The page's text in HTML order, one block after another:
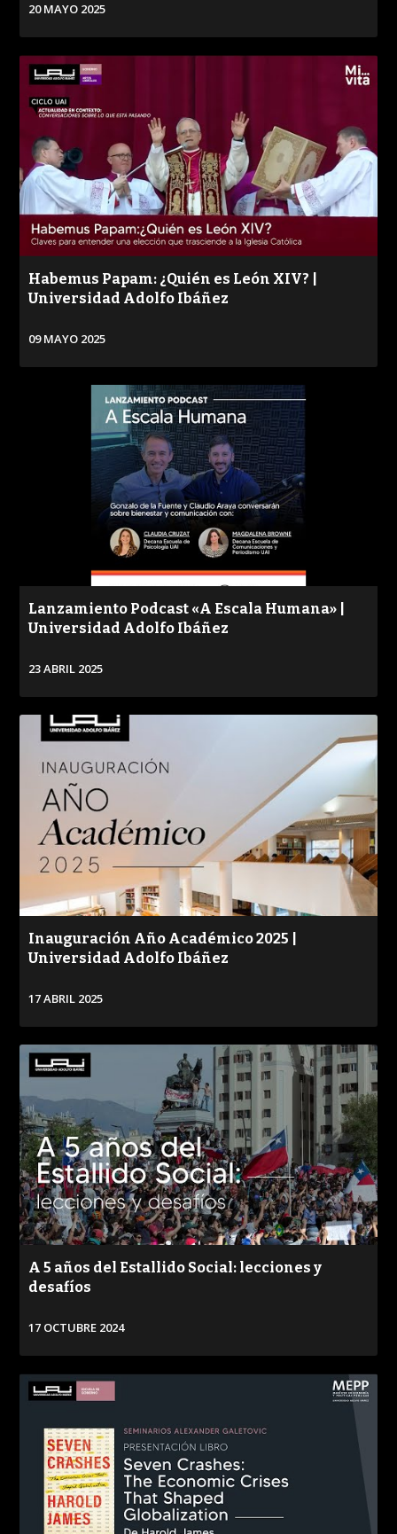
20 MAYO 2025
VER
Habemus Papam: ¿Quién es León XIV? |
Universidad Adolfo Ibáñez
09 MAYO 2025
VER
Lanzamiento Podcast «A Escala Humana» |
Universidad Adolfo Ibáñez
23 ABRIL 2025
VER
Inauguración Año Académico 2025 |
Universidad Adolfo Ibáñez
17 ABRIL 2025
VER
A 5 años del Estallido Social: lecciones y
desafíos
17 OCTUBRE 2024
VER